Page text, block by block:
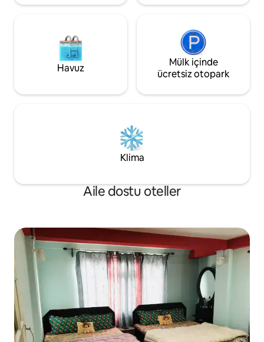
Havuz
Mülk içinde
ücretsiz otopark
Klima
Aile dostu oteller